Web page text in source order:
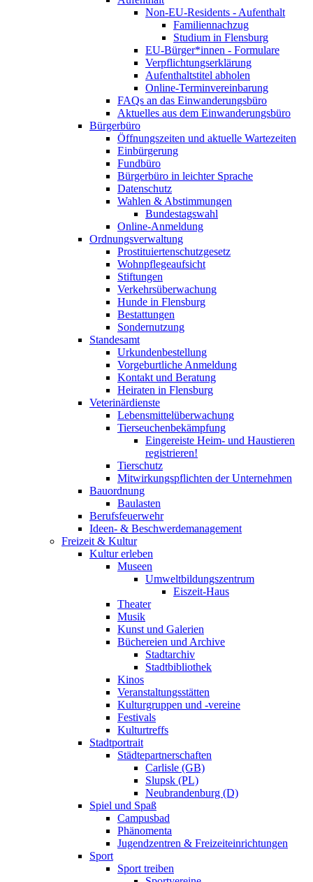
Non-EU-Residents - Aufenthalt
Familiennachzug
Studium in Flensburg
EU-Bürger*innen - Formulare
Verpflichtungserklärung
Aufenthaltstitel abholen
Online-Terminvereinbarung
FAQs an das Einwanderungsbüro
Aktuelles aus dem Einwanderungsbüro
Bürgerbüro
Öffnungszeiten und aktuelle Wartezeiten
Einbürgerung
Fundbüro
Bürgerbüro in leichter Sprache
Datenschutz
Wahlen & Abstimmungen
Bundestagswahl
Online-Anmeldung
Ordnungsverwaltung
Prostituiertenschutzgesetz
Wohnpflegeaufsicht
Stiftungen
Verkehrsüberwachung
Hunde in Flensburg
Bestattungen
Sondernutzung
Standesamt
Urkundenbestellung
Vorgeburtliche Anmeldung
Kontakt und Beratung
Heiraten in Flensburg
Veterinärdienste
Lebensmittelüberwachung
Tierseuchenbekämpfung
Eingereiste Heim- und Haustieren
registrieren!
Tierschutz
Mitwirkungspflichten der Unternehmen
Bauordnung
Baulasten
Berufsfeuerwehr
Ideen- & Beschwerdemanagement
Freizeit & Kultur
Kultur erleben
Museen
Umweltbildungszentrum
Eiszeit-Haus
Theater
Musik
Kunst und Galerien
Büchereien und Archive
Stadtarchiv
Stadtbibliothek
Kinos
Veranstaltungsstätten
Kulturgruppen und -vereine
Festivals
Kulturtreffs
Stadtportrait
Städtepartnerschaften
Carlisle (GB)
Slupsk (PL)
Neubrandenburg (D)
Spiel und Spaß
Campusbad
Phänomenta
Jugendzentren & Freizeiteinrichtungen
Sport
Sport treiben